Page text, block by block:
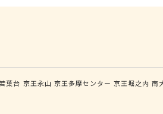
葉台 京王永山 京王多摩センター 京王堀之内 南